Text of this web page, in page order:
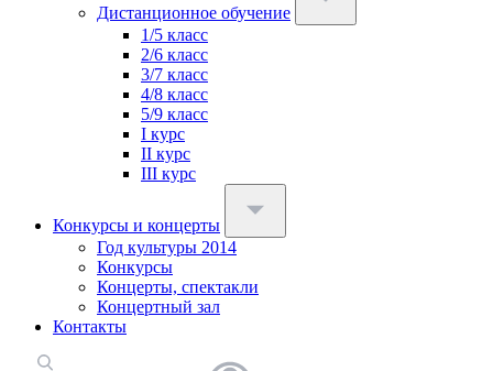
Дистанционное обучение
1/5 класс
2/6 класс
3/7 класс
4/8 класс
5/9 класс
I курс
II курс
III курс
Конкурсы и концерты
Год культуры 2014
Конкурсы
Концерты, спектакли
Концертный зал
Контакты